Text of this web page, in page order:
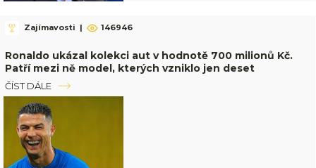
Zajímavosti | 146946
Ronaldo ukázal kolekci aut v hodnotě 700 milionů Kč.
Patří mezi ně model, kterých vzniklo jen deset
ČÍST DÁLE